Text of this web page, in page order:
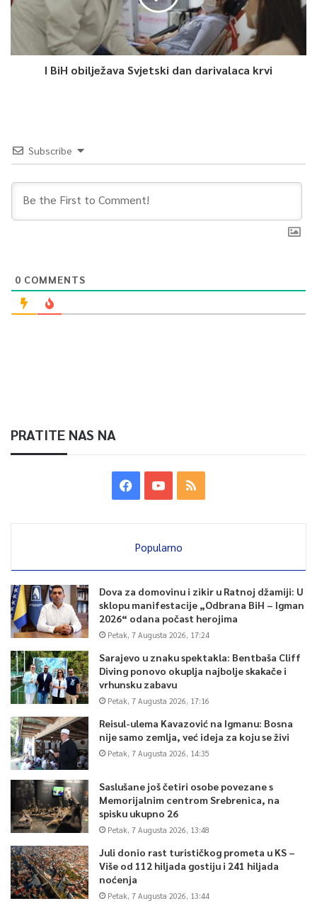
I BiH obilježava Svjetski dan darivalaca krvi
Subscribe
0 COMMENTS
PRATITE NAS NA
Popularno
Dova za domovinu i zikir u Ratnoj džamiji: U
sklopu manifestacije „Odbrana BiH – Igman
2026“ odana počast herojima
Petak, 7 Augusta 2026, 17:24
Sarajevo u znaku spektakla: Bentbaša Cliff
Diving ponovo okuplja najbolje skakače i
vrhunsku zabavu
Petak, 7 Augusta 2026, 17:16
Reisul-ulema Kavazović na Igmanu: Bosna
nije samo zemlja, već ideja za koju se živi
Petak, 7 Augusta 2026, 14:35
Saslušane još četiri osobe povezane s
Memorijalnim centrom Srebrenica, na
spisku ukupno 26
Petak, 7 Augusta 2026, 13:48
Juli donio rast turističkog prometa u KS –
Više od 112 hiljada gostiju i 241 hiljada
noćenja
Petak, 7 Augusta 2026, 13:44